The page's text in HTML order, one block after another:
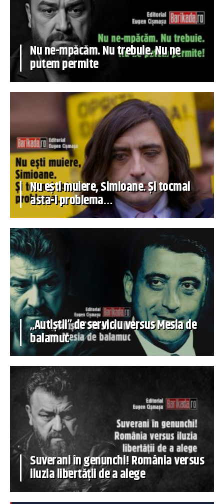
Nu ne-mpăcăm. Nu trebuie. Nu ne
putem permite
Nu ești muiere, Simioane. Și tocmai
asta-i problema…
„Autiștii” de serviciu versus Mesia de
balamuc
Suverani în genunchi! România versus
iluzia libertății de a alege